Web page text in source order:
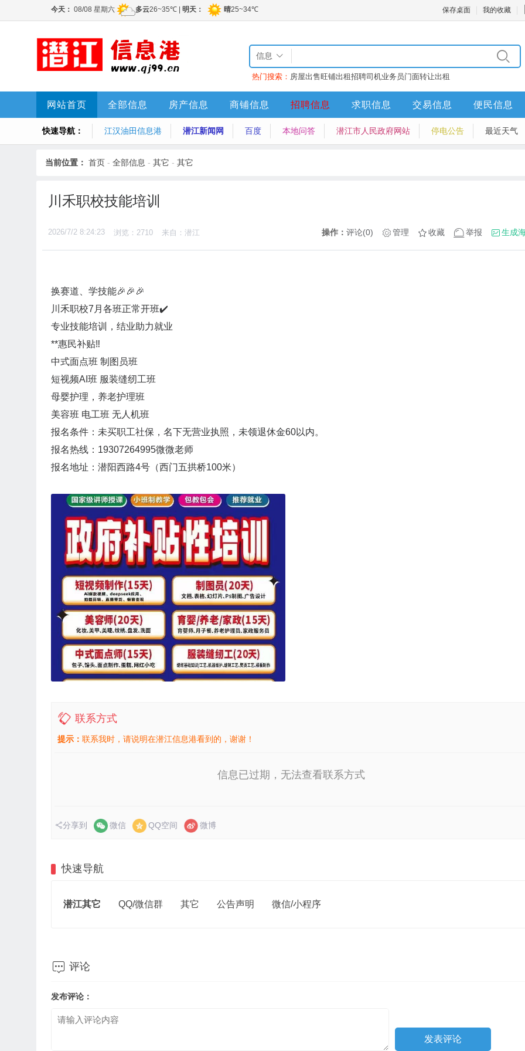
保存桌面 我的收藏
信息
热门搜索： 房屋出售旺铺出租招聘司机业务员门面转让出租
网站首页 全部信息 房产信息 商铺信息 招聘信息 求职信息 交易信息 便民信息
快速导航： 江汉油田信息港 潜江新闻网 百度 本地问答 潜江市人民政府网站 停电公告 最近天气
当前位置： 首页 - 全部信息 - 其它 - 其它
川禾职校技能培训
2026/7/2 8:24:23 浏览：2710 来自：潜江 操作： 评论(0) 管理 收藏 举报 生成
换赛道、学技能🎉🎉🎉
川禾职校7月各班正常开班✔️
专业技能培训，结业助力就业
**惠民补贴‼️
中式面点班 制图员班
短视频AI班 服装缝纫工班
母婴护理，养老护理班
美容班 电工班 无人机班
报名条件：未买职工社保，名下无营业执照，未领退休金60以内。
报名热线：19307264995微微老师
报名地址：潜阳西路4号（西门五拱桥100米）
联系方式
提示： 联系我时，请说明在潜江信息港看到的，谢谢！
信息已过期，无法查看联系方式
分享到 微信 QQ空间 微博
快速导航
潜江其它 QQ/微信群 其它 公告声明 微信/小程序
 评论
发布评论：